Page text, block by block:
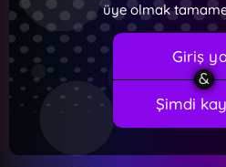
üye olmak
Giriş
Şimdi